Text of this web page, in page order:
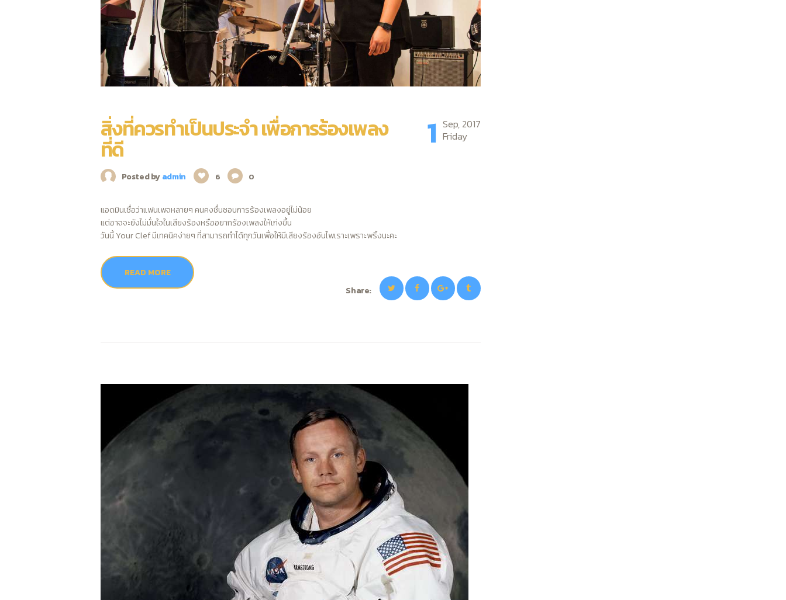
1 Sep, 2017
Friday
สิ่งที่ควรทำเป็นประจำ เพื่อการร้องเพลง
ที่ดี
Posted byadmin 6 0
แอดมินเชื่อว่าแฟนเพจหลายๆ คนคงชื่นชอบการร้องเพลงอยู่ไม่น้อย
แต่อาจจะยังไม่มั่นใจในเสียงร้องหรืออยากร้องเพลงให้เก่งขึ้น
วันนี้ Your Clef มีเทคนิคง่ายๆ ที่สามารถทำได้ทุกวันเพื่อให้มีเสียงร้องอันไพเราะเพราะพริ้งนะคะ
Share:
READ MORE